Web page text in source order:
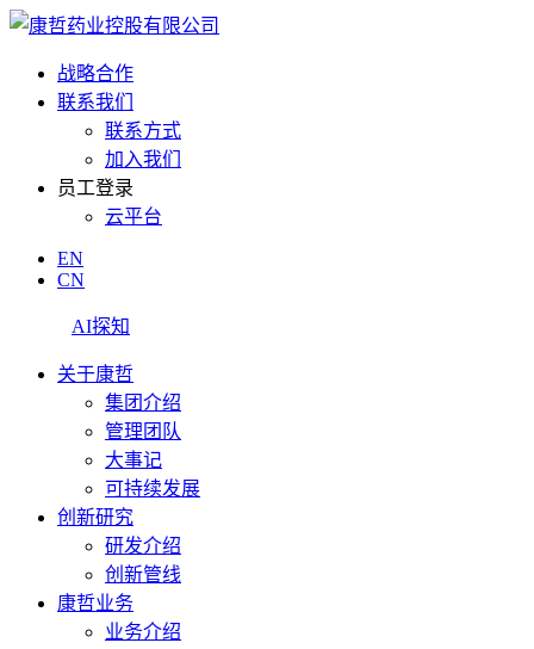
战略合作
联系我们
联系方式
加入我们
员工登录
云平台
EN
CN
AI探知
关于康哲
集团介绍
管理团队
大事记
可持续发展
创新研究
研发介绍
创新管线
康哲业务
业务介绍